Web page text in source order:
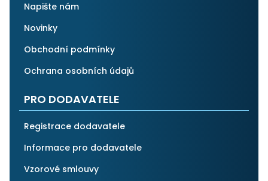
Napište nám
Novinky
Obchodní podmínky
Ochrana osobních údajů
PRO DODAVATELE
Registrace dodavatele
Informace pro dodavatele
Vzorové smlouvy